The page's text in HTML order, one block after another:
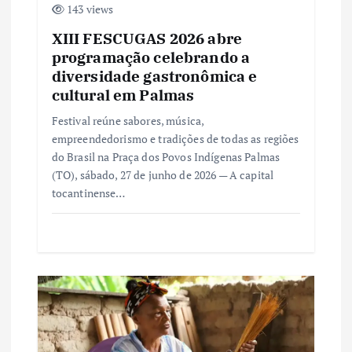
143 views
XIII FESCUGAS 2026 abre
programação celebrando a
diversidade gastronômica e
cultural em Palmas
Festival reúne sabores, música,
empreendedorismo e tradições de todas as regiões
do Brasil na Praça dos Povos Indígenas Palmas
(TO), sábado, 27 de junho de 2026 — A capital
tocantinense…